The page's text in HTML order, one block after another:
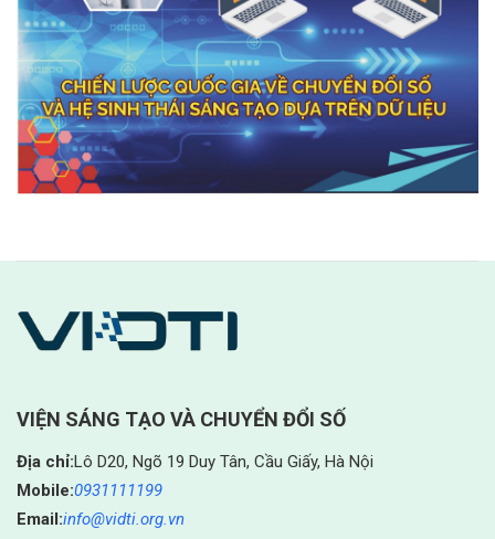
VIỆN SÁNG TẠO VÀ CHUYỂN ĐỔI SỐ
Địa chỉ:Lô D20, Ngõ 19 Duy Tân, Cầu Giấy, Hà Nội
Mobile:0931111199
Email:info@vidti.org.vn